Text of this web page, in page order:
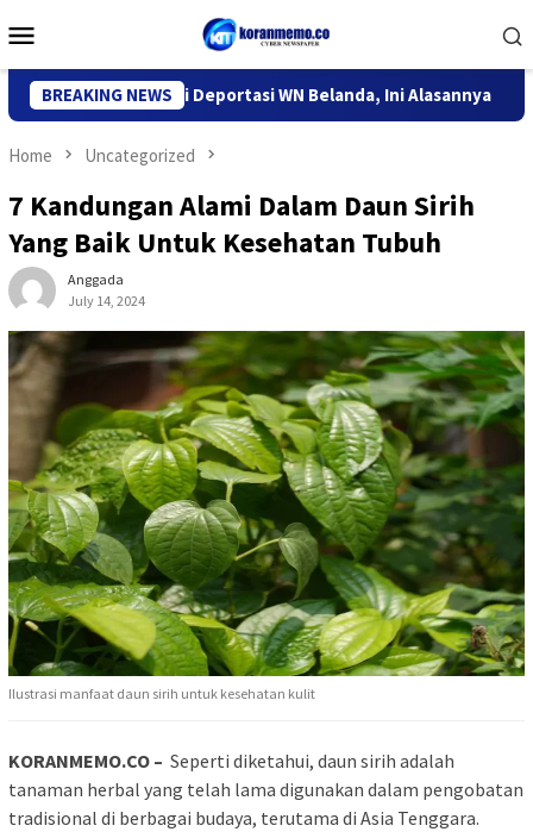
to
Menu
BREAKING NEWS
Imigrasi Kediri Deportasi WN Belanda, Ini Alasannya
Home Uncategorized
7 Kandungan Alami Dalam Daun Sirih
Yang Baik Untuk Kesehatan Tubuh
Anggada
July 14, 2024
Ilustrasi manfaat daun sirih untuk kesehatan kulit
KORANMEMO.CO – Seperti diketahui, daun sirih adalah
tanaman herbal yang telah lama digunakan dalam pengobatan
tradisional di berbagai budaya, terutama di Asia Tenggara.